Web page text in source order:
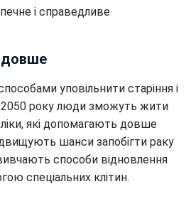
і справедливе
уповільнити старіння і
2050 року люди зможуть жити
які допомагають довше
шанси запобігти раку
способи відновлення
спеціальних клітин.